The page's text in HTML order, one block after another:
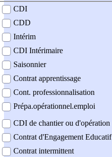
contrat
CDI
CDD
Intérim
CDI Intérimaire
Saisonnier
Contrat apprentissage
Cont. professionnalisation
Prépa.opérationnel.emploi
CDI de chantier ou d'opération
Contrat d'Engagement Educatif
Contrat intermittent